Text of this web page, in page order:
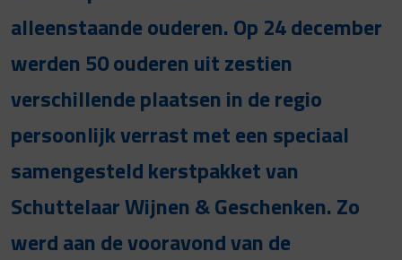
alleenstaande ouderen. Op 24 december
werden 50 ouderen uit zestien
verschillende plaatsen in de regio
persoonlijk verrast met een speciaal
samengesteld kerstpakket van
Schuttelaar Wijnen & Geschenken. Zo
werd aan de vooravond van de